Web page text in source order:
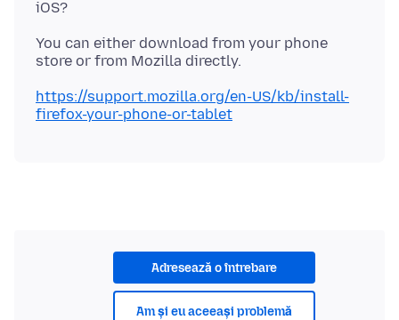
You can either download from your phone
https://support.mozilla.org/en-US/kb/install-
firefox-your-phone-or-tablet
Adresează o întrebare
Am și eu aceeași problemă